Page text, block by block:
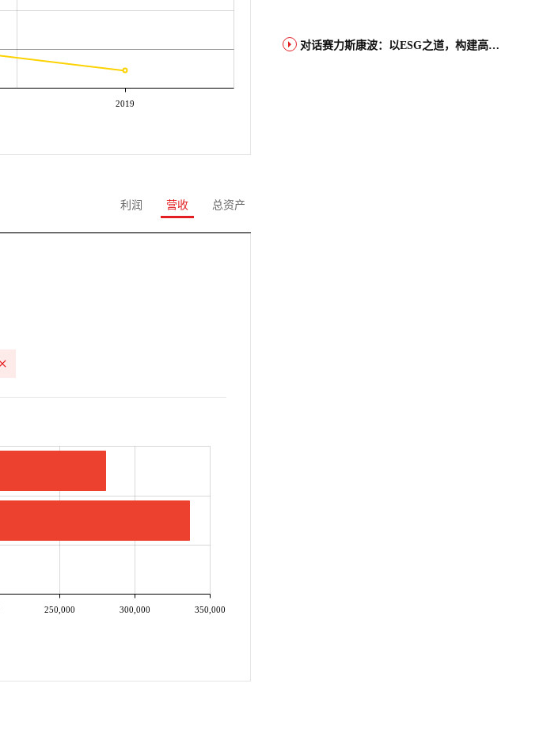
2019
利润 营收 总资产
250,000 300,000 350,000
对话赛力斯康波：以ESG之道，构建高端智能汽车品牌全球竞争力